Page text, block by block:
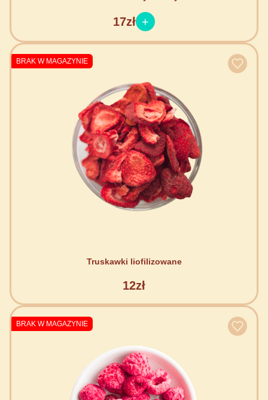
17zł
BRAK W MAGAZYNIE
Truskawki liofilizowane
12zł
BRAK W MAGAZYNIE